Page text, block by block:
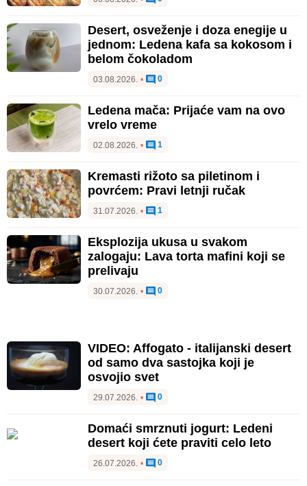
Desert, osveženje i doza enegije u
jednom: Ledena kafa sa kokosom i
belom čokoladom
03.08.2026. • 0
Ledena mača: Prijaće vam na ovo
vrelo vreme
02.08.2026. • 1
Kremasti rižoto sa piletinom i
povrćem: Pravi letnji ručak
31.07.2026. • 1
Eksplozija ukusa u svakom
zalogaju: Lava torta mafini koji se
prelivaju
30.07.2026. • 0
VIDEO: Affogato - italijanski desert
od samo dva sastojka koji je
osvojio svet
29.07.2026. • 0
Domaći smrznuti jogurt: Ledeni
desert koji ćete praviti celo leto
26.07.2026. • 0